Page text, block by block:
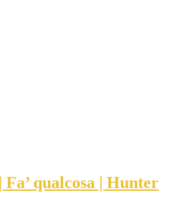
qualcosa | Hunter